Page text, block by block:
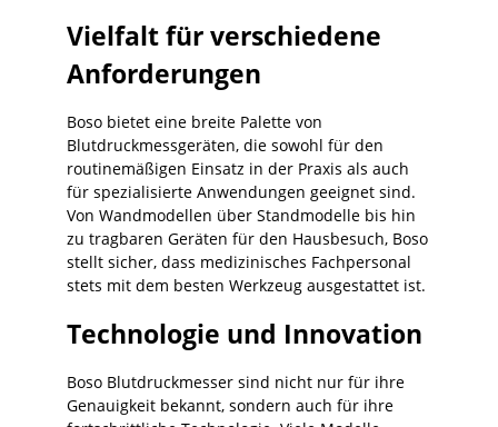
Vielfalt für verschiedene
Anforderungen
Boso bietet eine breite Palette von
Blutdruckmessgeräten, die sowohl für den
routinemäßigen Einsatz in der Praxis als auch
für spezialisierte Anwendungen geeignet sind.
Von Wandmodellen über Standmodelle bis hin
zu tragbaren Geräten für den Hausbesuch, Boso
stellt sicher, dass medizinisches Fachpersonal
stets mit dem besten Werkzeug ausgestattet ist.
Technologie und Innovation
Boso Blutdruckmesser sind nicht nur für ihre
Genauigkeit bekannt, sondern auch für ihre